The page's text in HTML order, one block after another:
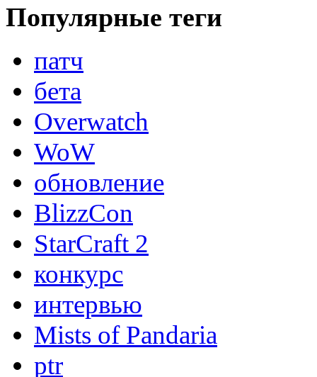
Популярные теги
патч
бета
Overwatch
WoW
обновление
BlizzCon
StarCraft 2
конкурс
интервью
Mists of Pandaria
ptr